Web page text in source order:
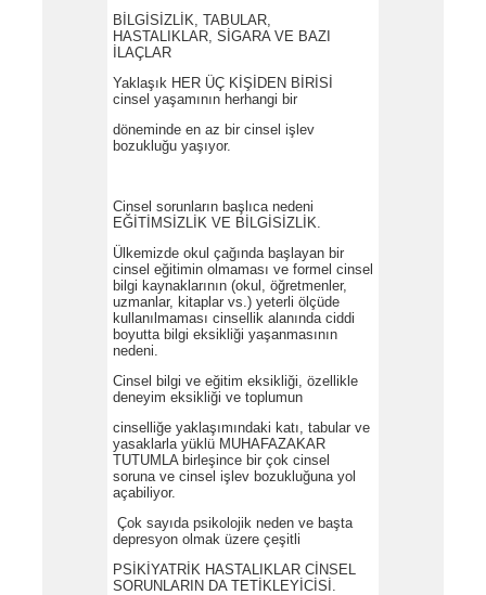
BİLGİSİZLİK, TABULAR,
HASTALIKLAR, SİGARA VE BAZI
İLAÇLAR
Yaklaşık HER ÜÇ KİŞİDEN BİRİSİ
cinsel yaşamının herhangi bir
döneminde en az bir cinsel işlev
bozukluğu yaşıyor.
Cinsel sorunların başlıca nedeni
EĞİTİMSİZLİK VE BİLGİSİZLİK.
Ülkemizde okul çağında başlayan bir
cinsel eğitimin olmaması ve formel cinsel
bilgi kaynaklarının (okul, öğretmenler,
uzmanlar, kitaplar vs.) yeterli ölçüde
kullanılmaması cinsellik alanında ciddi
boyutta bilgi eksikliği yaşanmasının
nedeni.
Cinsel bilgi ve eğitim eksikliği, özellikle
deneyim eksikliği ve toplumun
cinselliğe yaklaşımındaki katı, tabular ve
yasaklarla yüklü MUHAFAZAKAR
TUTUMLA birleşince bir çok cinsel
soruna ve cinsel işlev bozukluğuna yol
açabiliyor.
Çok sayıda psikolojik neden ve başta
depresyon olmak üzere çeşitli
PSİKİYATRİK HASTALIKLAR CİNSEL
SORUNLARIN DA TETİKLEYİCİSİ.